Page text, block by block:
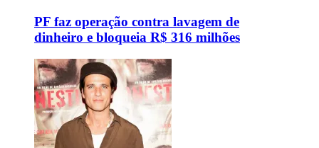
PF faz operação contra lavagem de
dinheiro e bloqueia R$ 316 milhões